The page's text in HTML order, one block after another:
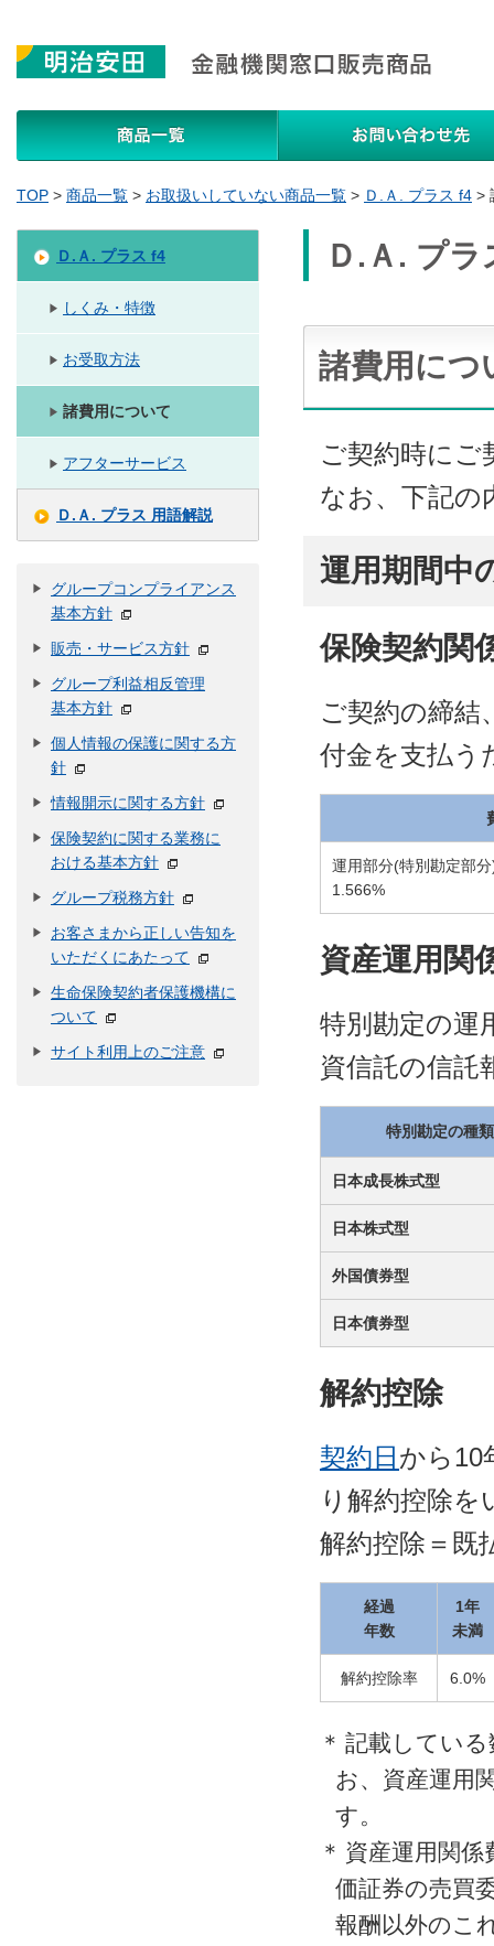
TOP > 商品一覧 > お取扱いしていない商品一覧 > Ｄ.Ａ. プラス f4 >
Ｄ.Ａ. プラ
諸費用につ
ご契約時にご
なお、下記の
運用期間中
保険契約関
ご契約の締結
付金を支払う
運用部分(特別勘定部
1.566%
資産運用関
特別勘定の運
資信託の信託
特別勘定の種類
日本成長株式型
日本株式型
外国債券型
日本債券型
解約控除
契約日 から10
り解約控除
解約控除＝既
経過
年数
1年
未満
解約控除率 6.0%
＊ 記載してい
お、資産運用
す。
＊ 資産運用関係
価証券の売買
報酬以外のこ
Ｄ.Ａ. プラス f4
しくみ・特徴
お受取方法
諸費用について
アフターサービス
Ｄ.Ａ. プラス 用語解説
グループコンプライアンス
基本方針
販売・サービス方針
グループ利益相反管理
基本方針
個人情報の保護に関する方
針
情報開示に関する方針
保険契約に関する業務に
おける基本方針
グループ税務方針
お客さまから正しい告知を
いただくにあたって
生命保険契約者保護機構に
ついて
サイト利用上のご注意